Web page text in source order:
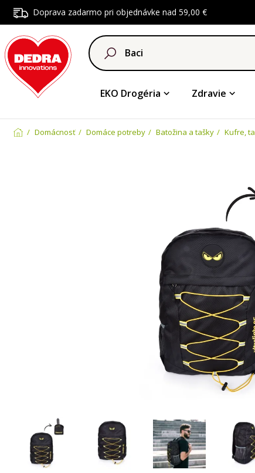
Doprava zadarmo pri objednávke nad 59,00 €
EKO Drogéria Zdravie
Domácnosť Domáce potreby Batožina a tašky Kufre,